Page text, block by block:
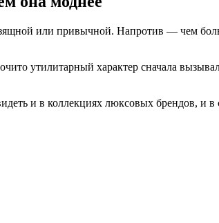
или привычной. Напротив — чем
утилитарный характер сначала
и в коллекциях люксовых брендов, и в